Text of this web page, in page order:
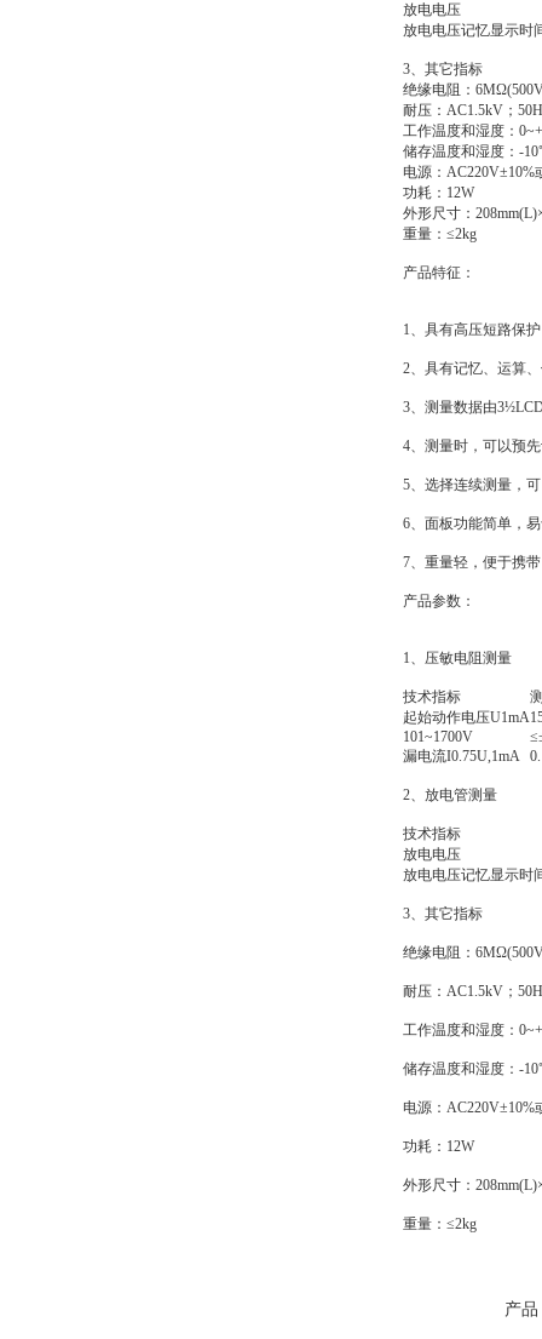
放电电压
放电电压记忆显示时
3、其它指标
绝缘电阻：
耐压：AC1.5kV；
工作温度和湿度：
储存温度和湿度：-
电源：AC220V±10%
功耗：12W
外形尺寸：
重量：≤2kg
产品特征：
1、具有高压短路保
2、具有记忆、运算
3、测量数据由
4、测量时，可以预
5、选择连续测量，
6、面板功能简单，
7、重量轻，便于携
产品参数：
1、压敏电阻测量
技术指标
起始动作电压U1mA
101~1700V
漏电流I0.75U,1mA
2、放电管测量
技术指标
放电电压
放电电压记忆显示时
3、其它指标
绝缘电阻：
耐压：AC1.5kV；
工作温度和湿度：
储存温度和湿度：-
电源：AC220V±10%
功耗：12W
外形尺寸：
重量：≤2kg
产品